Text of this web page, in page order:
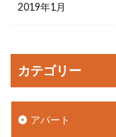
2019年1月
カテゴリー
アパート